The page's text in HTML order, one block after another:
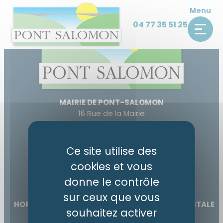
Skip
content
04 77 35 51 25
Menu
MAIRIE DE PONT-SALOMON
16 Rue de la Mairie
43330 Pont-Salomon
accueil@pont-salomon.fr
ACCÈS ET CONTACT
HORAIRES D’OUVERTURE MAIRIE ET AGENCE POSTALE
Panneau de gestion des cookies
Ce site utilise des
cookies et vous
donne le contrôle
sur ceux que vous
souhaitez activer